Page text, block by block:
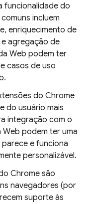
funcionalidade do
incluem
enriquecimento de
agregação de
Web podem ter
casos de uso
do Chrome
do usuário mais
integração com o
podem ter uma
e funciona
personalizável.
Chrome são
navegadores (por
suporte às